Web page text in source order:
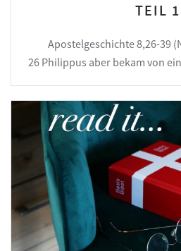
TEIL 1
Apostelgeschichte 8,26-39
26 Philippus aber bekam von